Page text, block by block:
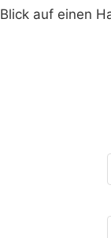
Blick auf einen